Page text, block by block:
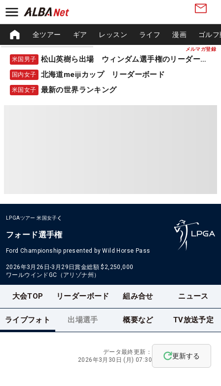
メルマガ登録
全ツアー ギア レッスン ライフ 漫画 ゴル
米国男子 松山英樹ら出場 ウィンダム選手権のリーダーボード
国内女子 北海道meijiカップ リーダーボード
米国女子 最新の世界ランキング
LPGAツアー 米国女子
フォード選手権
Ford Championship presented by Wild Horse Pass
2026年3月26日-3月29日賞金総額 $2,250,000
ワールウインドGC（アリゾナ州）
大会TOP リーダーボード 組み合せ ニュース
ライブフォト 出場選手 概要など TV放送予定
データ最終更新：
2026年3月30日 (月) 07:30
更新する